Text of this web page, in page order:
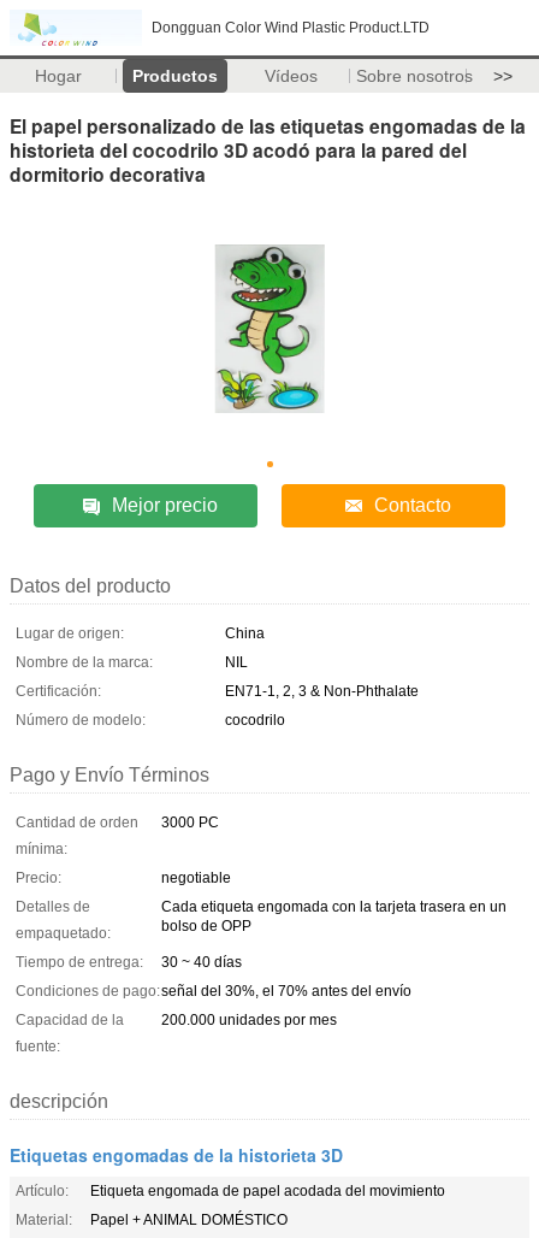
Dongguan Color Wind Plastic Product.LTD
Hogar Productos Vídeos Sobre nosotros >>
El papel personalizado de las etiquetas engomadas de la
historieta del cocodrilo 3D acodó para la pared del
dormitorio decorativa
Mejor precio Contacto
Datos del producto
Lugar de origen:
China
Nombre de la marca:
NIL
Certificación:
EN71-1, 2, 3 & Non-Phthalate
Número de modelo:
cocodrilo
Pago y Envío Términos
Cantidad de orden
mínima:
3000 PC
Precio:
negotiable
Detalles de
empaquetado:
Cada etiqueta engomada con la tarjeta trasera en un
bolso de OPP
Tiempo de entrega:
30 ~ 40 días
Condiciones de pago:señal del 30%, el 70% antes del envío
Capacidad de la
fuente:
200.000 unidades por mes
descripción
Etiquetas engomadas de la historieta 3D
Artículo:
Etiqueta engomada de papel acodada del movimiento
Material:
Papel + ANIMAL DOMÉSTICO